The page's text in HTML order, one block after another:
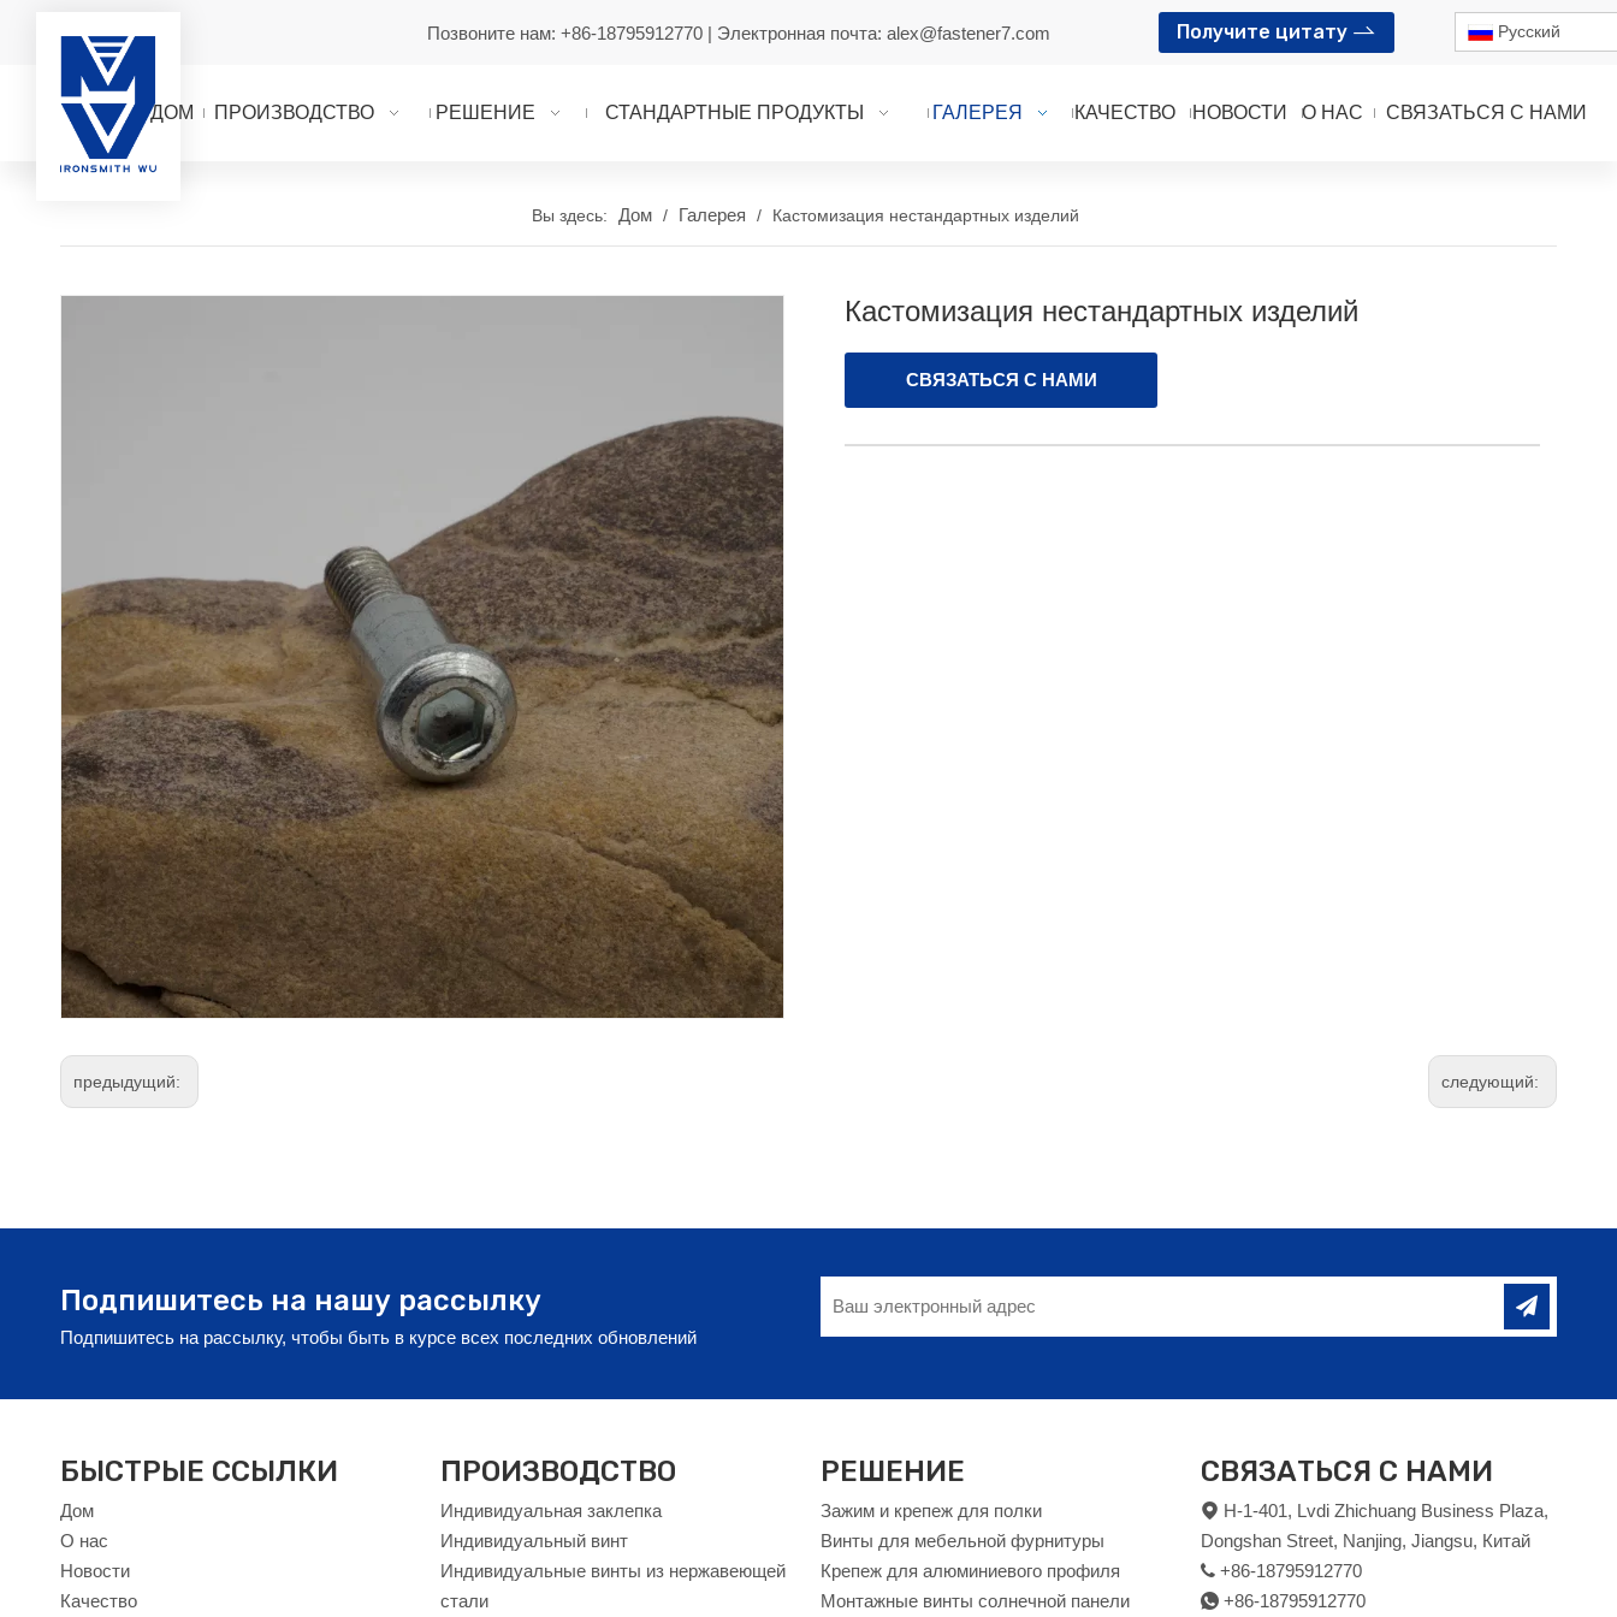
Позвоните нам: +86-18795912770 | Электронная почта: alex@fastener7.com Получите цитату Pусский
ДОМ ПРОИЗВОДСТВО РЕШЕНИЕ СТАНДАРТНЫЕ ПРОДУКТЫ ГАЛЕРЕЯ КАЧЕСТВО НОВОСТИ О НАС СВЯЗАТЬСЯ С НАМИ
Вы здесь: Дом / Галерея / Кастомизация нестандартных изделий
Кастомизация нестандартных изделий
СВЯЗАТЬСЯ С НАМИ
предыдущий: следующий:
Подпишитесь на нашу рассылку
Подпишитесь на рассылку, чтобы быть в курсе всех последних обновлений
БЫСТРЫЕ ССЫЛКИ
Дом
О нас
Новости
Качество
ПРОИЗВОДСТВО
Индивидуальная заклепка
Индивидуальный винт
Индивидуальные винты из нержавеющей
стали
РЕШЕНИЕ
Зажим и крепеж для полки
Винты для мебельной фурнитуры
Крепеж для алюминиевого профиля
Монтажные винты солнечной панели
СВЯЗАТЬСЯ С НАМИ
 H-1-401, Lvdi Zhichuang Business Plaza,
Dongshan Street, Nanjing, Jiangsu, Китай
 +86-18795912770
 +86-18795912770